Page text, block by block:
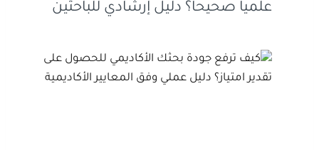
علمياً صحيحاً؟ دليل إرشادي للباحثين